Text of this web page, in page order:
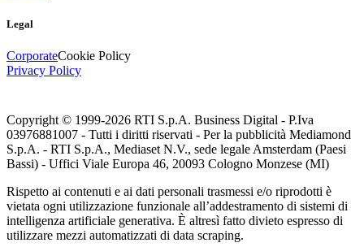
Legal
CorporateCookie Policy
Privacy Policy
Copyright © 1999-2026 RTI S.p.A. Business Digital - P.Iva
03976881007 - Tutti i diritti riservati - Per la pubblicità Mediamond
S.p.A. - RTI S.p.A., Mediaset N.V., sede legale Amsterdam (Paesi
Bassi) - Uffici Viale Europa 46, 20093 Cologno Monzese (MI)
Rispetto ai contenuti e ai dati personali trasmessi e/o riprodotti è
vietata ogni utilizzazione funzionale all’addestramento di sistemi di
intelligenza artificiale generativa. È altresì fatto divieto espresso di
utilizzare mezzi automatizzati di data scraping.